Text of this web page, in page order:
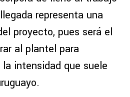
representa una
proyecto, pues será el
al plantel para
intensidad que suele